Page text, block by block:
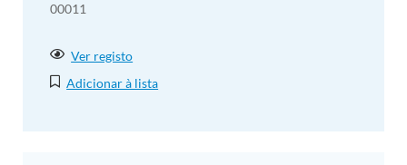
00011
Ver registo
Adicionar à lista